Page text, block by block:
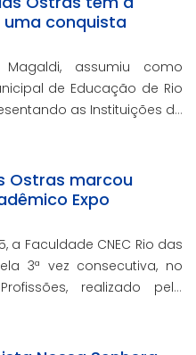
conquista
assumiu como
de Educação de Rio
as Instituições de
Ostras marcou
Expo
a Faculdade CNEC Rio das
3ª vez consecutiva, no
realizado pelo